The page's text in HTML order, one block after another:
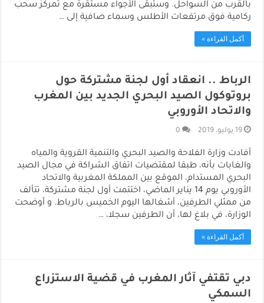
بالقرب من السواحل. وستبقى الأجواء مستقرة مع تمركز سحب
ركامية فوق مرتفعات الأطلس وسماء صافية إلى …
أكمل القراءة »
الرباط .. انعقاد أول لجنة مشتركة حول
بروتوكول الصيد البحري الجديد بين المغرب
والاتحاد الأوروبي
19 يوليو، 2019 0
أفادت وزارة الفلاحة والصيد البحري والتنمية القروية والمياه
والغابات بأنه، طبقا لمقتضيات اتفاق الشراكة في مجال الصيد
البحري المستدام، الموقع بين المملكة المغربية والاتحاد
الأوروبي يوم 14 يناير الماضي، اختتمت أول لجنة مشتركة، تتألف
من ممثلي الطرفين، أشغالها اليوم الخميس بالرباط. و أوضحت
الوزارة، في بلاغ لها، أن الطرفين سجلا، …
أكمل القراءة »
دبي تقتفي آثار المغرب في قضية الاستزراع
السمكي